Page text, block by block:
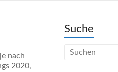
nach
2020,
Suche